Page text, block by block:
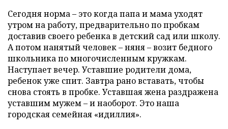
Сегодня норма – это когда папа и мама уходят
утром на работу, предварительно по пробкам
доставив своего ребенка в детский сад или школу.
А потом нанятый человек – няня – возит бедного
школьника по многочисленным кружкам.
Наступает вечер. Уставшие родители дома,
ребенок уже спит. Завтра рано вставать, чтобы
снова стоять в пробке. Уставшая жена раздражена
уставшим мужем – и наоборот. Это наша
городская семейная «идиллия».